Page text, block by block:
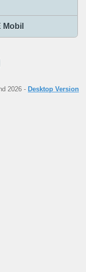
Mobil
2026 - Desktop Version